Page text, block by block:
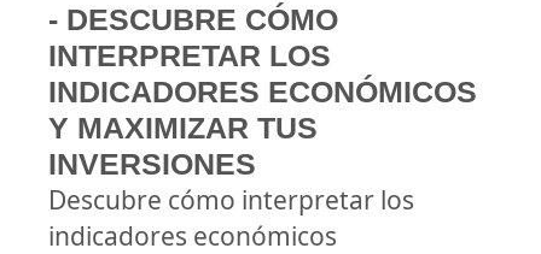
- DESCUBRE CÓMO
INTERPRETAR LOS
INDICADORES ECONÓMICOS
Y MAXIMIZAR TUS
INVERSIONES
Descubre cómo interpretar los
indicadores económicos